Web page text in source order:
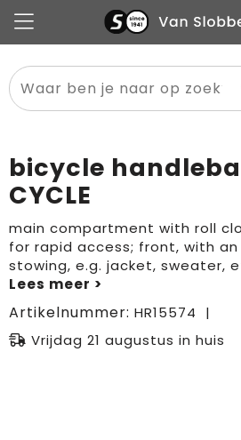
Alle categorieën
Snoep
Promo
Pennen
Notitieboekjes
Papier
Flessen
Glazen en karaffen
Merken
Meest gekozen
Sportkleding
Overig textiel
Boodschappen- en
Sport & vrije tijd
Rugzakken
bicycle
CYCLE
main compartment with roll
for rapid access; front, with
stowing, e.g. jacket, sweater,
Artikelnummer: HR15574
Vrijdag 21 augustus in huis